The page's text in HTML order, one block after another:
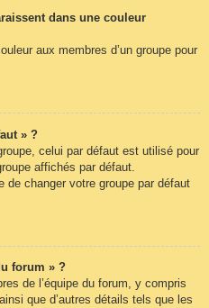
dans une couleur
aux membres d’un groupe pour
» ?
celui par défaut est utilisé pour
affichés par défaut.
de changer votre groupe par défaut
forum » ?
de l’équipe du forum, y compris
que d’autres détails tels que les